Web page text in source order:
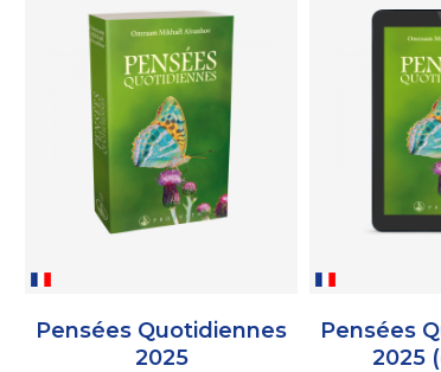
Pensées Quotidiennes
2025
Pensées
2025